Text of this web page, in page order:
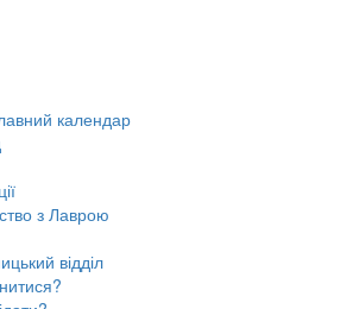
календар
з Лаврою
відділ